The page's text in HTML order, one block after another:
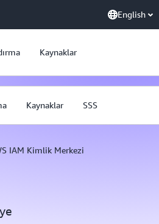
English
Kaynaklar
Kaynaklar SSS
IAM Kimlik Merkezi